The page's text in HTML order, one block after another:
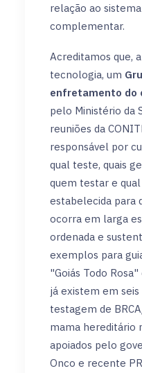
relação ao
complementar.
Acreditamos que,
tecnologia, um
enfretamento do
pelo Ministério da
reuniões da
responsável por
qual teste, quais
quem testar e
estabelecida para
ocorra em larga
ordenada e
exemplos para
"Goiás Todo
já existem em
testagem de
mama hereditário
apoiados pelo
Onco e recente